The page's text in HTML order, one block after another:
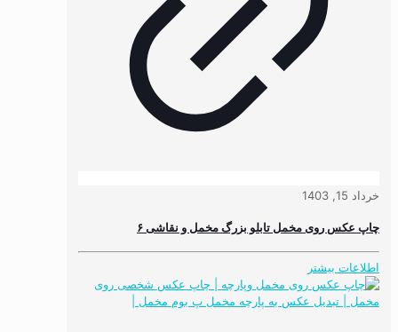
خرداد 15, 1403
چاپ عکس روی مخمل تابلو بزرگ مخمل و نقاشی ۶
اطلاعات بیشتر